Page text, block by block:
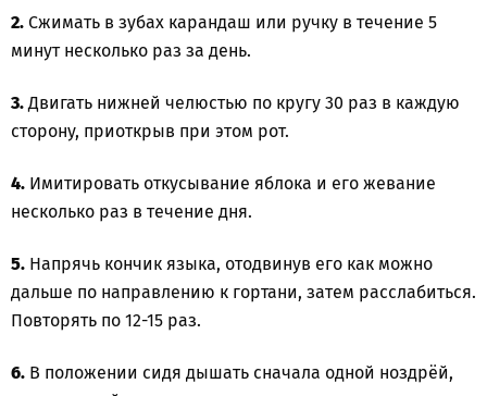
2. Сжимать в зубах карандаш или ручку в течение 5
минут несколько раз за день.
3.Двигать нижней челюстью по кругу 30 раз в каждую
сторону, приоткрыв при этом рот.
4. Имитировать откусывание яблока и его жевание
несколько раз в течение дня.
5. Напрячь кончик языка, отодвинув его как можно
дальше по направлению к гортани, затем расслабиться.
Повторять по 12-15 раз.
6. В положении сидя дышать сначала одной ноздрёй,